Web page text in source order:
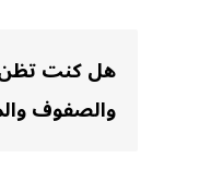
هل كنت تظن
والصفوف